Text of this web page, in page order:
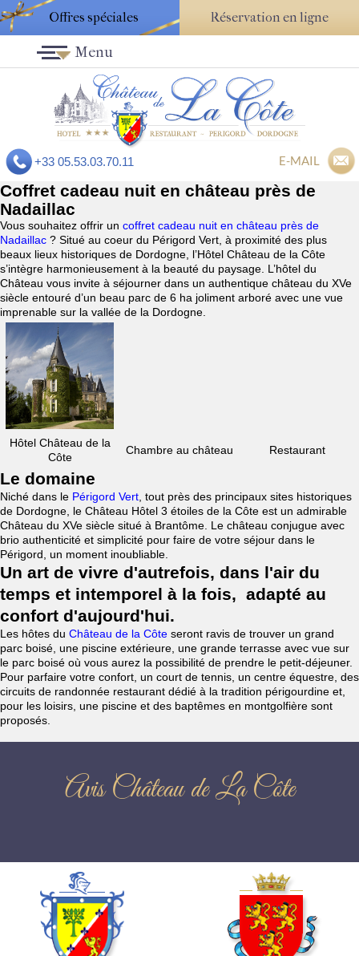
Offres spéciales Réservation en ligne
+33 05.53.03.70.11 E-MAIL
Menu
Coffret cadeau nuit en château près de
Nadaillac
Vous souhaitez offrir un coffret cadeau nuit en château près de
Nadaillac ? Situé au coeur du Périgord Vert, à proximité des plus
beaux lieux historiques de Dordogne, l’Hôtel Château de la Côte
s’intègre harmonieusement à la beauté du paysage. L’hôtel du
Château vous invite à séjourner dans un authentique château du XVe
siècle entouré d’un beau parc de 6 ha joliment arboré avec une vue
imprenable sur la vallée de la Dordogne.
Hôtel Château de la
Côte
Chambre au château Restaurant
Le domaine
Niché dans le Périgord Vert , tout près des principaux sites historiques
de Dordogne, le Château Hôtel 3 étoiles de la Côte est un admirable
Château du XVe siècle situé à Brantôme. Le château conjugue avec
brio authenticité et simplicité pour faire de votre séjour dans le
Périgord, un moment inoubliable.
Un art de vivre d'autrefois, dans l'air du
temps et intemporel à la fois, adapté au
confort d'aujourd'hui.
Les hôtes du Château de la Côte seront ravis de trouver un grand
parc boisé, une piscine extérieure, une grande terrasse avec vue sur
le parc boisé où vous aurez la possibilité de prendre le petit-déjeuner.
Pour parfaire votre confort, un court de tennis, un centre équestre, des
circuits de randonnée restaurant dédié à la tradition périgourdine et,
pour les loisirs, une piscine et des baptêmes en montgolfière sont
proposés.
Avis Château de La Côte